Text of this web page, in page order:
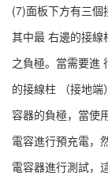
(7)面板下方有三個
其中最 右邊的接線
之負極。當需要進
的接線柱 （接地
容器的負極，當使
電容進行預充電，
電容器進行測試，